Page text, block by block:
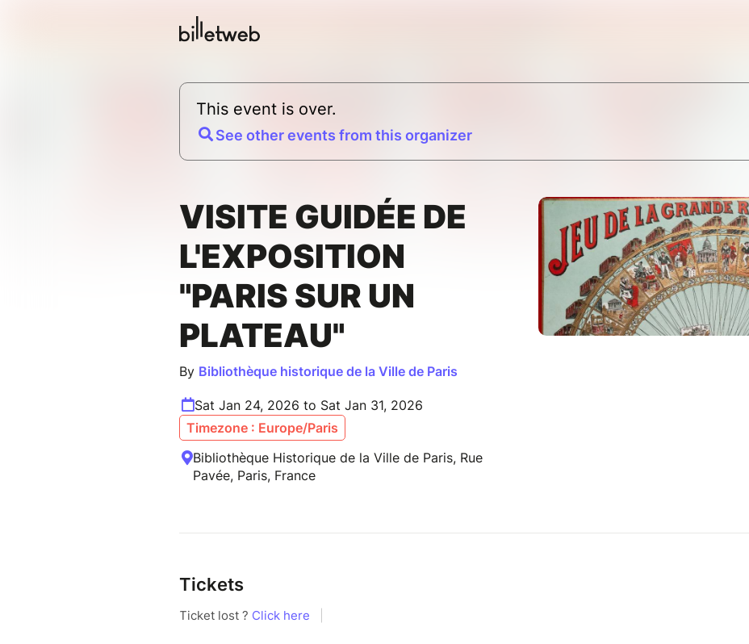
This event is over.
See other events from this organizer
VISITE GUIDÉE DE
L'EXPOSITION
"PARIS SUR UN
PLATEAU"
By Bibliothèque historique de la Ville de Paris
Sat Jan 24, 2026 to Sat Jan 31, 2026
Timezone : Europe/Paris
Bibliothèque Historique de la Ville de Paris, Rue
Pavée, Paris, France
Tickets